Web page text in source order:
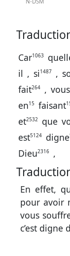
Car1063
il , si 1487 ,
fait264 , vous
en15 faisant
et2532 que
est5124 digne
Dieu2316 ,
En effet,
pour avoir
vous
c’est digne
site